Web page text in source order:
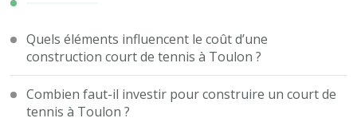
Quels éléments influencent le coût d’une
construction court de tennis à Toulon ?
Combien faut-il investir pour construire un court de
tennis à Toulon ?